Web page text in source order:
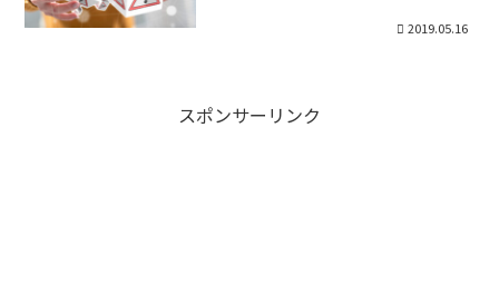
2019.05.16
スポンサーリンク